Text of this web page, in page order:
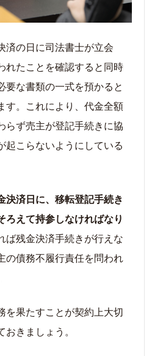
済の日に司法書士が立会
れたことを確認すると同時
要な書類の一式を預かると
す。これにより、代金全額
らず売主が登記手続きに協
起こらないようにしている
決済日に、移転登記手続き
ろえて持参しなければなり
ば残金決済手続きが行えな
の債務不履行責任を問われ
を果たすことが契約上大切
きましょう。